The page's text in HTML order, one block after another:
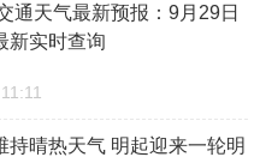
通天气最新预报：9月29日
新实时查询
持晴热天气 明起迎来一轮明